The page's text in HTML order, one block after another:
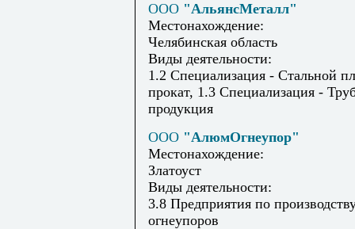
ООО "АльянсМеталл"
Местонахождение:
Челябинская область
Виды деятельности:
1.2 Специализация - Стальной
прокат, 1.3 Специализация -
продукция
ООО "АлюмОгнеупор"
Местонахождение:
Златоуст
Виды деятельности:
3.8 Предприятия по
огнеупоров